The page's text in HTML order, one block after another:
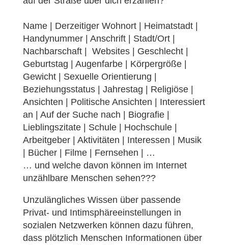
Name | Derzeitiger Wohnort | Heimatstadt |
Handynummer | Anschrift | Stadt/Ort |
Nachbarschaft | Websites | Geschlecht |
Geburtstag | Augenfarbe | Körpergröße |
Gewicht | Sexuelle Orientierung |
Beziehungsstatus | Jahrestag | Religiöse |
Ansichten | Politische Ansichten | Interessiert
an | Auf der Suche nach | Biografie |
Lieblingszitate | Schule | Hochschule |
Arbeitgeber | Aktivitäten | Interessen | Musik
| Bücher | Filme | Fernsehen | …
… und welche davon können im Internet
unzählbare Menschen sehen???
Unzulängliches Wissen über passende
Privat- und Intimsphäreeinstellungen in
sozialen Netzwerken können dazu führen,
dass plötzlich Menschen Informationen über